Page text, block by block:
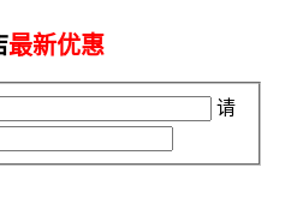
最新优惠
请